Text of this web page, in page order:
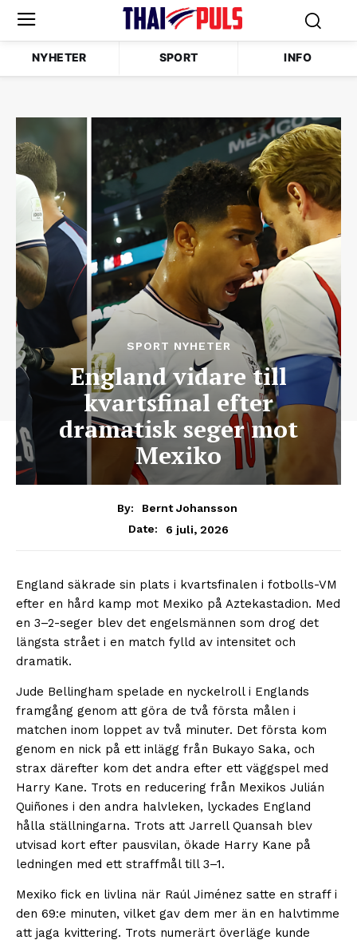
NYHETER SPORT INFO
SPORT NYHETER
England vidare till
kvartsfinal efter
dramatisk seger mot
Mexiko
By:
Bernt Johansson
Date:
6 juli, 2026
England säkrade sin plats i kvartsfinalen i fotbolls-VM
efter en hård kamp mot Mexiko på Aztekastadion. Med
en 3–2-seger blev det engelsmännen som drog det
längsta strået i en match fylld av intensitet och
dramatik.
Jude Bellingham spelade en nyckelroll i Englands
framgång genom att göra de två första målen i
matchen inom loppet av två minuter. Det första kom
genom en nick på ett inlägg från Bukayo Saka, och
strax därefter kom det andra efter ett väggspel med
Harry Kane. Trots en reducering från Mexikos Julián
Quiñones i den andra halvleken, lyckades England
hålla ställningarna. Trots att Jarrell Quansah blev
utvisad kort efter pausvilan, ökade Harry Kane på
ledningen med ett straffmål till 3–1.
Mexiko fick en livlina när Raúl Jiménez satte en straff i
den 69:e minuten, vilket gav dem mer än en halvtimme
att jaga kvittering. Trots numerärt överläge kunde